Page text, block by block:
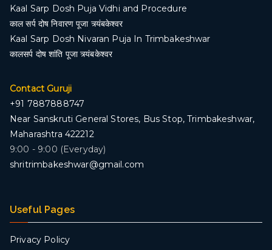
Kaal Sarp Dosh Puja Vidhi and Procedure
काल सर्प दोष निवारण पूजा त्र्यंबकेश्वर
Kaal Sarp Dosh Nivaran Puja In Trimbakeshwar
कालसर्प दोष शांति पूजा त्र्यंबकेश्वर
Contact Guruji
+91 7887888747
Near Sanskruti General Stores, Bus Stop, Trimbakeshwar,
Maharashtra 422212
9:00 - 9:00 (Everyday)
shritrimbakeshwar@gmail.com
Useful Pages
Privacy Policy